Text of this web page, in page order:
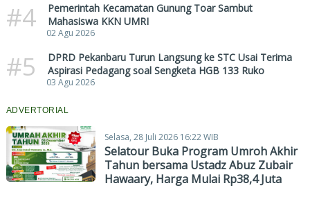
#4
Pemerintah Kecamatan Gunung Toar Sambut
Mahasiswa KKN UMRI
02 Agu 2026
#5
DPRD Pekanbaru Turun Langsung ke STC Usai Terima
Aspirasi Pedagang soal Sengketa HGB 133 Ruko
03 Agu 2026
ADVERTORIAL
Selasa, 28 Juli 2026 16:22 WIB
Selatour Buka Program Umroh Akhir
Tahun bersama Ustadz Abuz Zubair
Hawaary, Harga Mulai Rp38,4 Juta